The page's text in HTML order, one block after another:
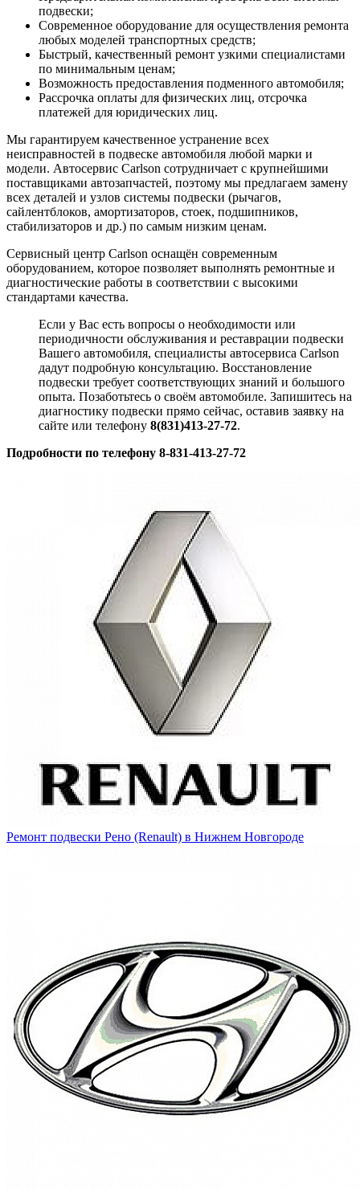
подвески;
Современное оборудование для осуществления ремонта
любых моделей транспортных средств;
Быстрый, качественный ремонт узкими специалистами
по минимальным ценам;
Возможность предоставления подменного автомобиля;
Рассрочка оплаты для физических лиц, отсрочка
платежей для юридических лиц.
Мы гарантируем качественное устранение всех
неисправностей в подвеске автомобиля любой марки и
модели. Автосервис Carlson сотрудничает с крупнейшими
поставщиками автозапчастей, поэтому мы предлагаем замену
всех деталей и узлов системы подвески (рычагов,
сайлентблоков, амортизаторов, стоек, подшипников,
стабилизаторов и др.) по самым низким ценам.
Сервисный центр Carlson оснащён современным
оборудованием, которое позволяет выполнять ремонтные и
диагностические работы в соответствии с высокими
стандартами качества.
Если у Вас есть вопросы о необходимости или
периодичности обслуживания и реставрации подвески
Вашего автомобиля, специалисты автосервиса Carlson
дадут подробную консультацию. Восстановление
подвески требует соответствующих знаний и большого
опыта. Позаботьтесь о своём автомобиле. Запишитесь на
диагностику подвески прямо сейчас, оставив заявку на
сайте или телефону 8(831)413-27-72.
Подробности по телефону 8-831-413-27-72
Ремонт подвески Рено (Renault) в Нижнем Новгороде